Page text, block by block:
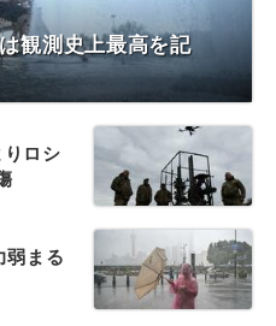
観測史上最高を記
ロシ
弱まる